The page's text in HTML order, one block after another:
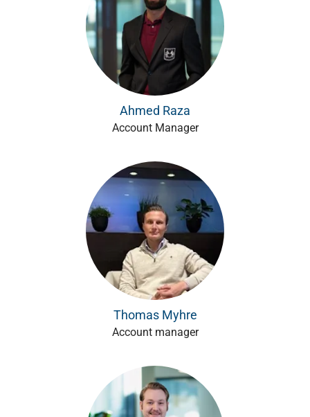
Ahmed Raza
Account Manager
Thomas Myhre
Account manager